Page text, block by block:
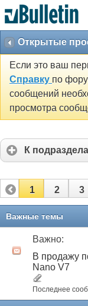
Открытые
Если это ваш
Справку по
сообщений
просмотра
К
1 2 3
11 12
Важные темы
Важно:
В продажу
Nano V7
Последнее